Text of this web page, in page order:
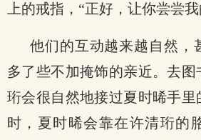
上的戒指，“正好，让你尝尝
他们的互动越来越自然，
多了些不加掩饰的亲近。去
珩会很自然地接过夏时晞手里
时，夏时晞会靠在许清珩的